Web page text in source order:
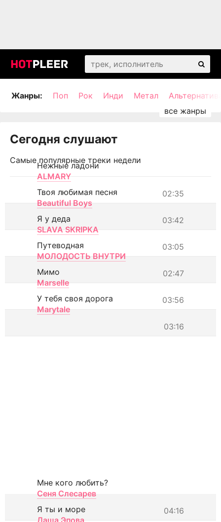
Жанры: Поп Рок Инди Метал
Сегодня слушают
Самые популярные треки недели
Нежные ладони
ALMARY
02:35
Твоя любимая песня
Beautiful Boys
03:42
Я у деда
SLAVA SKRIPKA
03:05
Путеводная
МОЛОДОСТЬ ВНУТРИ
02:47
Мимо
Marselle
03:56
У тебя своя дорога
Marytale
03:16
Мне кого любить?
Сеня Слесарев
04:16
Я ты и море
Даша Эпова